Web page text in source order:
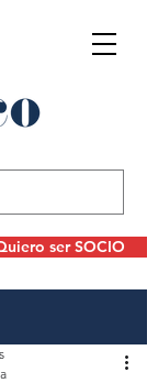
ser SOCIO